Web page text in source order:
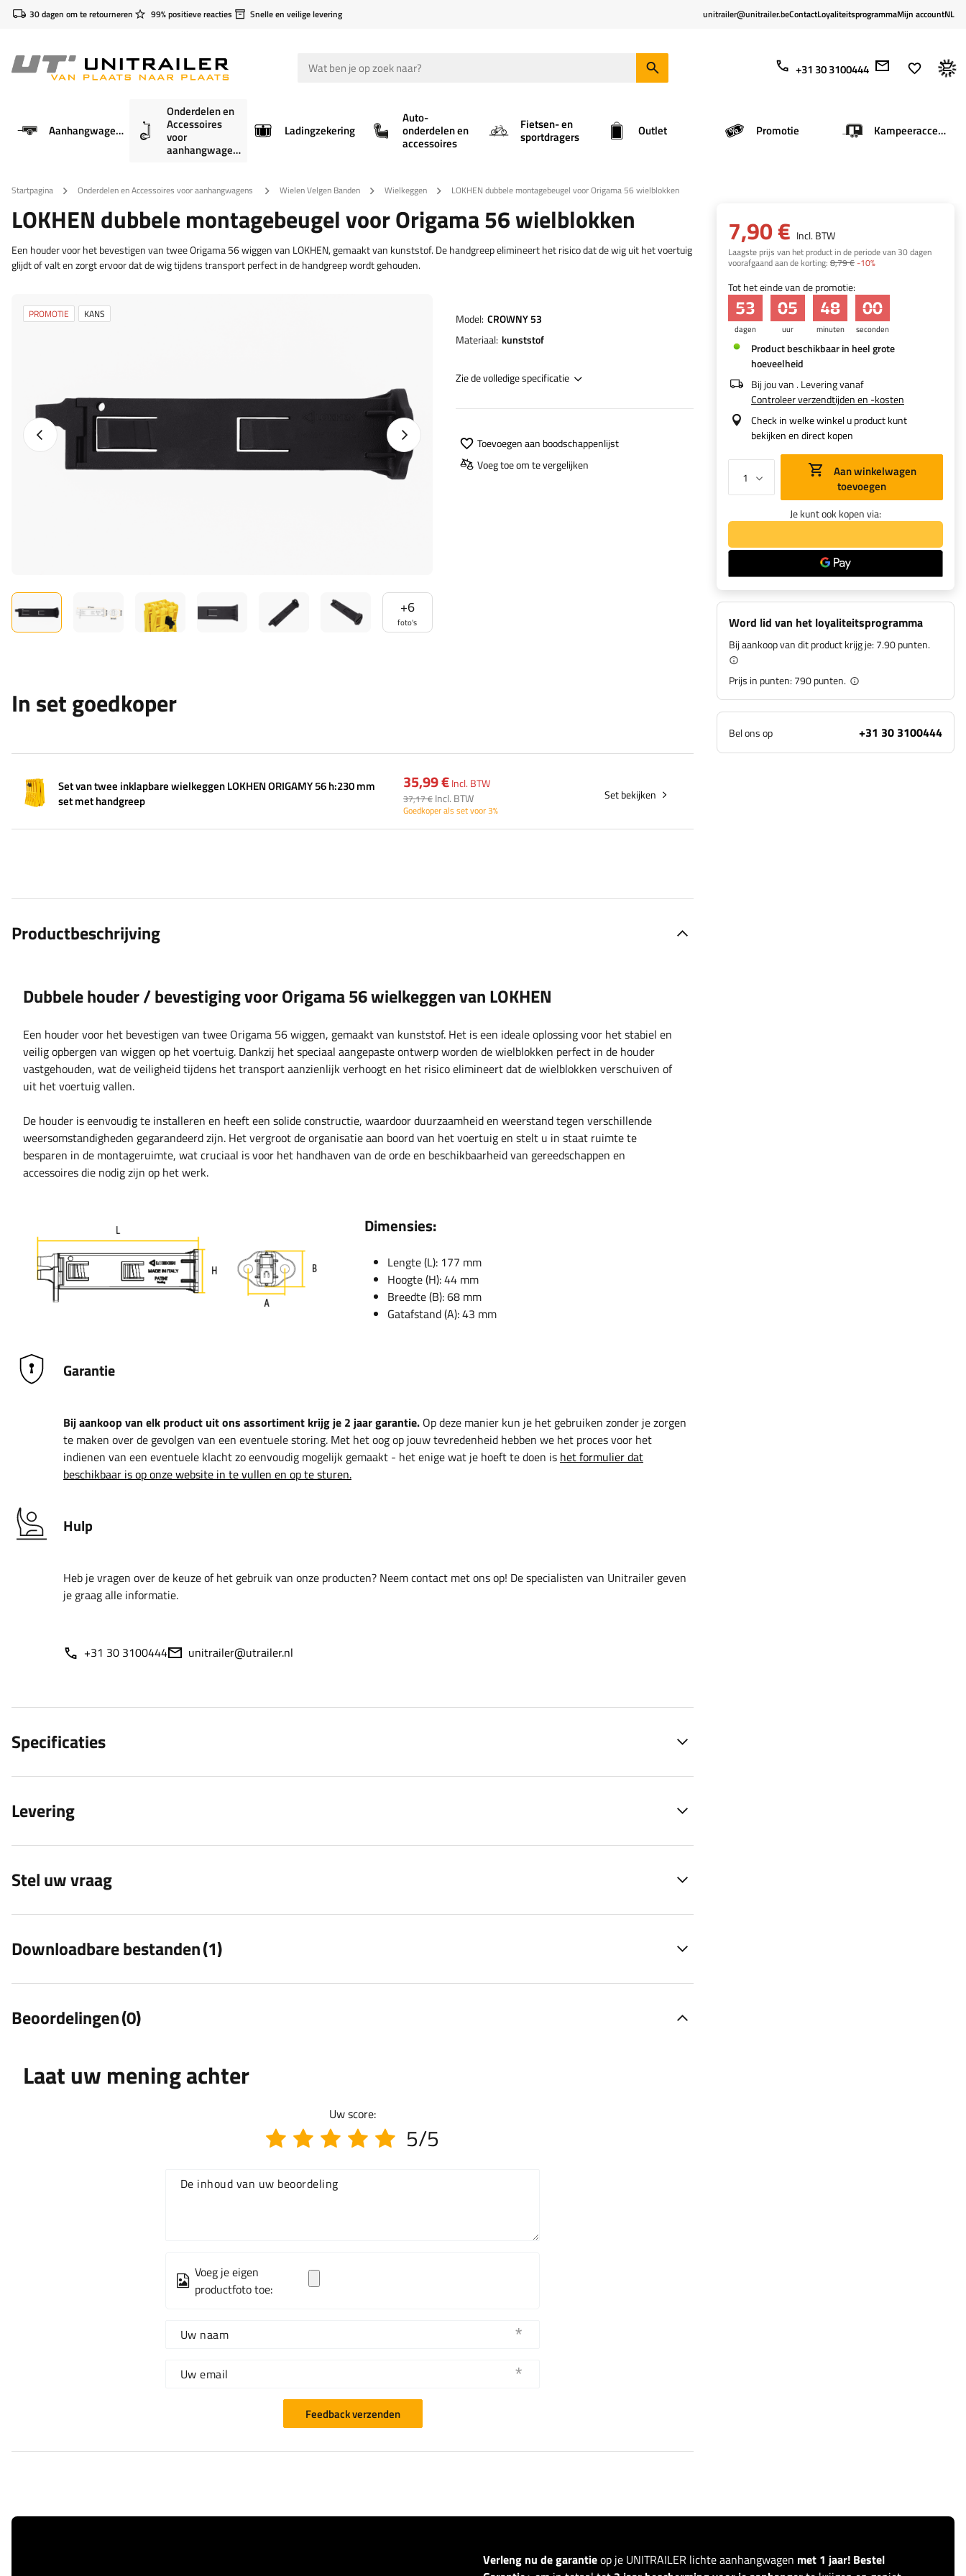
30 dagen om te retourneren 99% positieve reacties Snelle en veilige levering unitrailer@unitrailer.beContactLoyaliteitsprogrammaMijn accountNL
+31 30 3100444
Aanhangwagens
Onderdelen en
Accessoires
voor
aanhangwagens
Ladingzekering
Auto-
onderdelen en
accessoires
Fietsen- en
sportdragers Outlet Promotie Kampeeraccessoires
Startpagina Onderdelen en Accessoires voor aanhangwagens Wielen Velgen Banden Wielkeggen LOKHEN dubbele montagebeugel voor Origama 56 wielblokken
LOKHEN dubbele montagebeugel voor Origama 56 wielblokken
Een houder voor het bevestigen van twee Origama 56 wiggen van LOKHEN, gemaakt van kunststof. De handgreep elimineert het risico dat de wig uit het voertuig
glijdt of valt en zorgt ervoor dat de wig tijdens transport perfect in de handgreep wordt gehouden.
+6
foto's
Vorige foto Naprawa produktu
PROMOTIE KANS Model CROWNY 53
Materiaal kunststof
Zie de volledige specificatie
Toevoegen aan boodschappenlijst
Voeg toe om te vergelijken
7,90 € Incl. BTW
Laagste prijs van het product in de periode van 30 dagen
voorafgaand aan de korting: 8,79 €-10%
Tot het einde van de promotie:
dagen
53
uur
05
minuten
47
seconden
59
Product beschikbaar in heel grote
hoeveelheid
Bij jou van . Levering vanaf
Controleer verzendtijden en -kosten
Check in welke winkel u product kunt
bekijken en direct kopen
toevoegen
Je kunt ook kopen via:
Word lid van het loyaliteitsprogramma
Bij aankoop van dit product krijg je: 7.90 punten.
Prijs in punten: 790punten.
Bel ons op +31 30 3100444
In set goedkoper
Set van twee inklapbare wielkeggen LOKHEN ORIGAMY 56 h:230 mm
set met handgreep
35,99 €Incl. BTW
37,17 € Incl. BTW
Goedkoper als set voor 3%
Set bekijken
Productbeschrijving
Dubbele houder / bevestiging voor Origama 56 wielkeggen van LOKHEN
Een houder voor het bevestigen van twee Origama 56 wiggen, gemaakt van kunststof. Het is een ideale oplossing voor het stabiel en
veilig opbergen van wiggen op het voertuig. Dankzij het speciaal aangepaste ontwerp worden de wielblokken perfect in de houder
vastgehouden, wat de veiligheid tijdens het transport aanzienlijk verhoogt en het risico elimineert dat de wielblokken verschuiven of
uit het voertuig vallen.
De houder is eenvoudig te installeren en heeft een solide constructie, waardoor duurzaamheid en weerstand tegen verschillende
weersomstandigheden gegarandeerd zijn. Het vergroot de organisatie aan boord van het voertuig en stelt u in staat ruimte te
besparen in de montageruimte, wat cruciaal is voor het handhaven van de orde en beschikbaarheid van gereedschappen en
accessoires die nodig zijn op het werk.
Dimensies:
Lengte (L): 177 mm
Hoogte (H): 44 mm
Breedte (B): 68 mm
Gatafstand (A): 43 mm
Garantie
Bij aankoop van elk product uit ons assortiment krijg je 2 jaar garantie. Op deze manier kun je het gebruiken zonder je zorgen
te maken over de gevolgen van een eventuele storing. Met het oog op jouw tevredenheid hebben we het proces voor het
indienen van een eventuele klacht zo eenvoudig mogelijk gemaakt - het enige wat je hoeft te doen is het formulier dat
beschikbaar is op onze website in te vullen en op te sturen.
Hulp
Heb je vragen over de keuze of het gebruik van onze producten? Neem contact met ons op! De specialisten van Unitrailer geven
je graag alle informatie.
+31 30 3100444 unitrailer@utrailer.nl
Specificaties
Levering
Stel uw vraag
Downloadbare bestanden(1)
Beoordelingen(0)
Laat uw mening achter
Uw score:
5/5
De inhoud van uw beoordeling
Voeg je eigen
productfoto toe:
Uw naam
Uw email
Feedback verzenden
Verleng nu de garantieop je UNITRAILER lichte aanhangwagen met 1 jaar! Bestel